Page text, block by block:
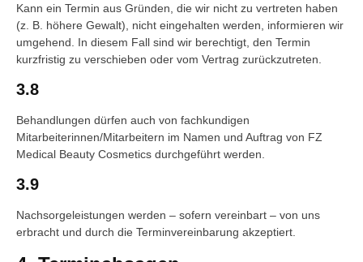
Kann ein Termin aus Gründen, die wir nicht zu vertreten haben
(z. B. höhere Gewalt), nicht eingehalten werden, informieren wir
umgehend. In diesem Fall sind wir berechtigt, den Termin
kurzfristig zu verschieben oder vom Vertrag zurückzutreten.
3.8
Behandlungen dürfen auch von fachkundigen
Mitarbeiterinnen/Mitarbeitern im Namen und Auftrag von FZ
Medical Beauty Cosmetics durchgeführt werden.
3.9
Nachsorgeleistungen werden – sofern vereinbart – von uns
erbracht und durch die Terminvereinbarung akzeptiert.